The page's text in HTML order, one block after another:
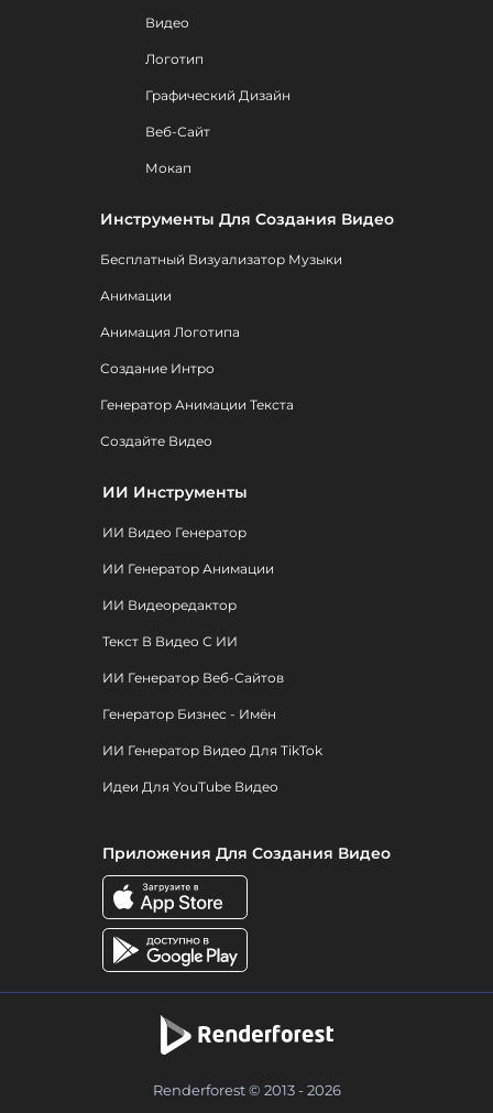
Видео
Логотип
Графический Дизайн
Веб-Сайт
Мокап
Инструменты Для Создания Видео
Бесплатный Визуализатор Музыки
Анимации
Анимация Логотипа
Создание Интро
Генератор Анимации Текста
Создайте Видео
ИИ Инструменты
ИИ Видео Генератор
ИИ Генератор Анимации
ИИ Видеоредактор
Текст В Видео С ИИ
ИИ Генератор Веб-Сайтов
Генератор Бизнес - Имён
ИИ Генератор Видео Для TikTok
Идеи Для YouTube Видео
Приложения Для Создания Видео
Renderforest © 2013 - 2026